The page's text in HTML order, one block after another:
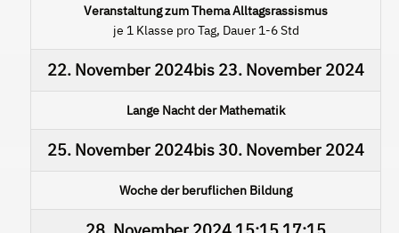
Veranstaltung zum Thema Alltagsrassismus
je 1 Klasse pro Tag, Dauer 1-6 Std
22. November 2024bis 23. November 2024
Lange Nacht der Mathematik
25. November 2024bis30. November 2024
Woche der beruflichen Bildung